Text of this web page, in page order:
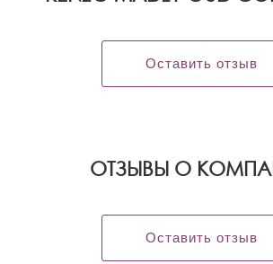
Оставить отзыв
OТЗЫВЫ О
Оставить отзыв